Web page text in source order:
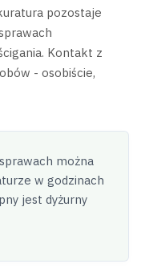
pozostaje
Kontakt z
- osobiście,
można
w godzinach
jest dyżurny